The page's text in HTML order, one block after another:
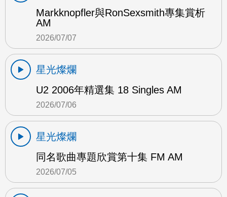
Markknopfler與RonSexsmith專集賞析
AM
2026/07/07
星光燦爛
U2 2006年精選集 18 Singles AM
2026/07/06
星光燦爛
同名歌曲專題欣賞第十集 FM AM
2026/07/05